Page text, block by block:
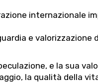
internazionale
e valorizzazione
e la sua
la qualità della